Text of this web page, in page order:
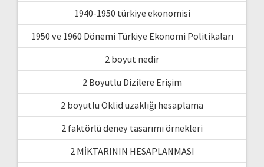
1940-1950 türkiye ekonomisi
1950 ve 1960 Dönemi Türkiye Ekonomi Politikaları
2 boyut nedir
2 Boyutlu Dizilere Erişim
2 boyutlu Öklid uzaklığı hesaplama
2 faktörlü deney tasarımı örnekleri
2 MİKTARININ HESAPLANMASI